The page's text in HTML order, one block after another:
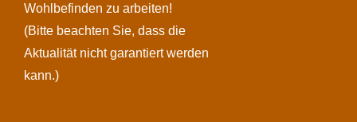
Wohlbefinden zu arbeiten!
(Bitte beachten Sie, dass die
Aktualität nicht garantiert werden
kann.)